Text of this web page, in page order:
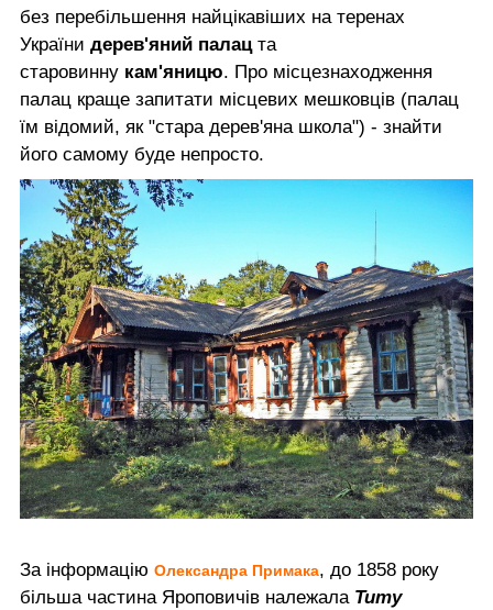
без перебільшення найцікавіших на теренах
України дерев'яний палацта
старовинну кам'яницю. Про місцезнаходження
палац краще запитати місцевих мешковців (палац
їм відомий, як "стара дерев'яна школа") - знайти
його самому буде непросто.
За інформацію Олександра Примака, до 1858 року
більша частина Яроповичів належала Титу